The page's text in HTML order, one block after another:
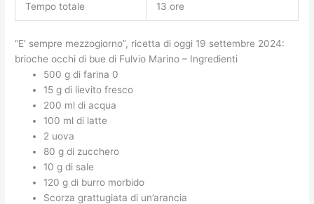
Tempo totale 13 ore
“E’ sempre mezzogiorno”, ricetta di oggi 19 settembre 2024:
brioche occhi di bue di Fulvio Marino – Ingredienti
500 g di farina 0
15 g di lievito fresco
200 ml di acqua
100 ml di latte
2 uova
80 g di zucchero
10 g di sale
120 g di burro morbido
Scorza grattugiata di un’arancia